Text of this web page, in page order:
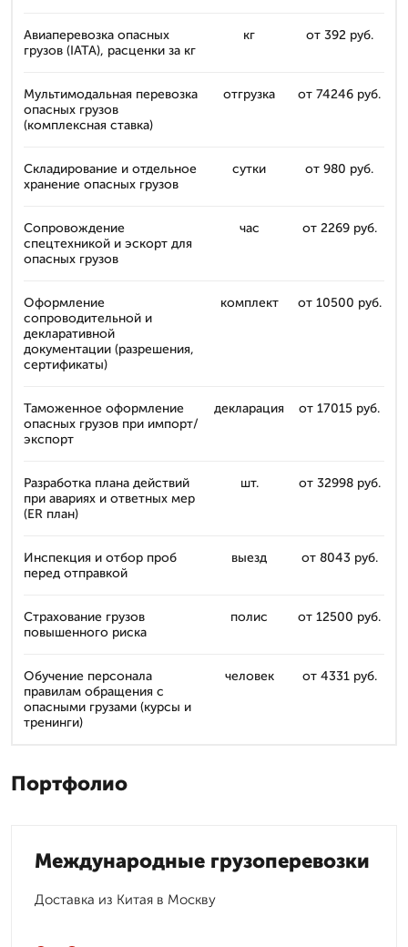
Авиаперевозка опасных
грузов (IATA), расценки за кг
кг от 392 руб.
Мультимодальная перевозка
опасных грузов
(комплексная ставка)
отгрузка от 74246 руб.
Складирование и отдельное
хранение опасных грузов
сутки от 980 руб.
Сопровождение
спецтехникой и эскорт для
опасных грузов
час от 2269 руб.
Оформление
сопроводительной и
декларативной
документации (разрешения,
сертификаты)
комплект от 10500 руб.
Таможенное оформление
опасных грузов при импорт/
экспорт
декларация от 17015 руб.
Разработка плана действий
при авариях и ответных мер
(ER план)
шт. от 32998 руб.
Инспекция и отбор проб
перед отправкой
выезд от 8043 руб.
Страхование грузов
повышенного риска
полис от 12500 руб.
Обучение персонала
правилам обращения с
опасными грузами (курсы и
тренинги)
человек от 4331 руб.
Портфолио
Международные грузоперевозки
Доставка из Китая в Москву